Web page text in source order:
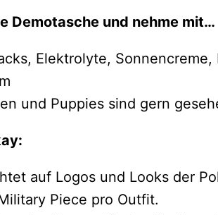
Demotasche und nehme mit…
Elektrolyte, Sonnencreme,
und Puppies sind gern
auf Logos und Looks der
Piece pro Outfit.